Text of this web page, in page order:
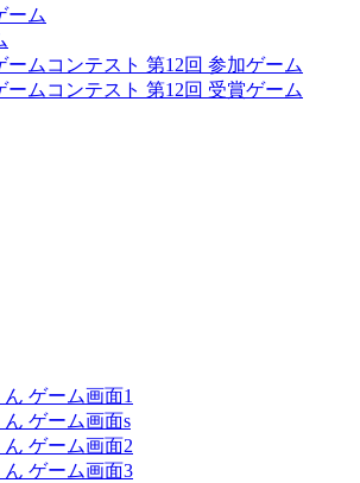
ーム
ームコンテスト 第12回 参加ゲーム
ームコンテスト 第12回 受賞ゲーム